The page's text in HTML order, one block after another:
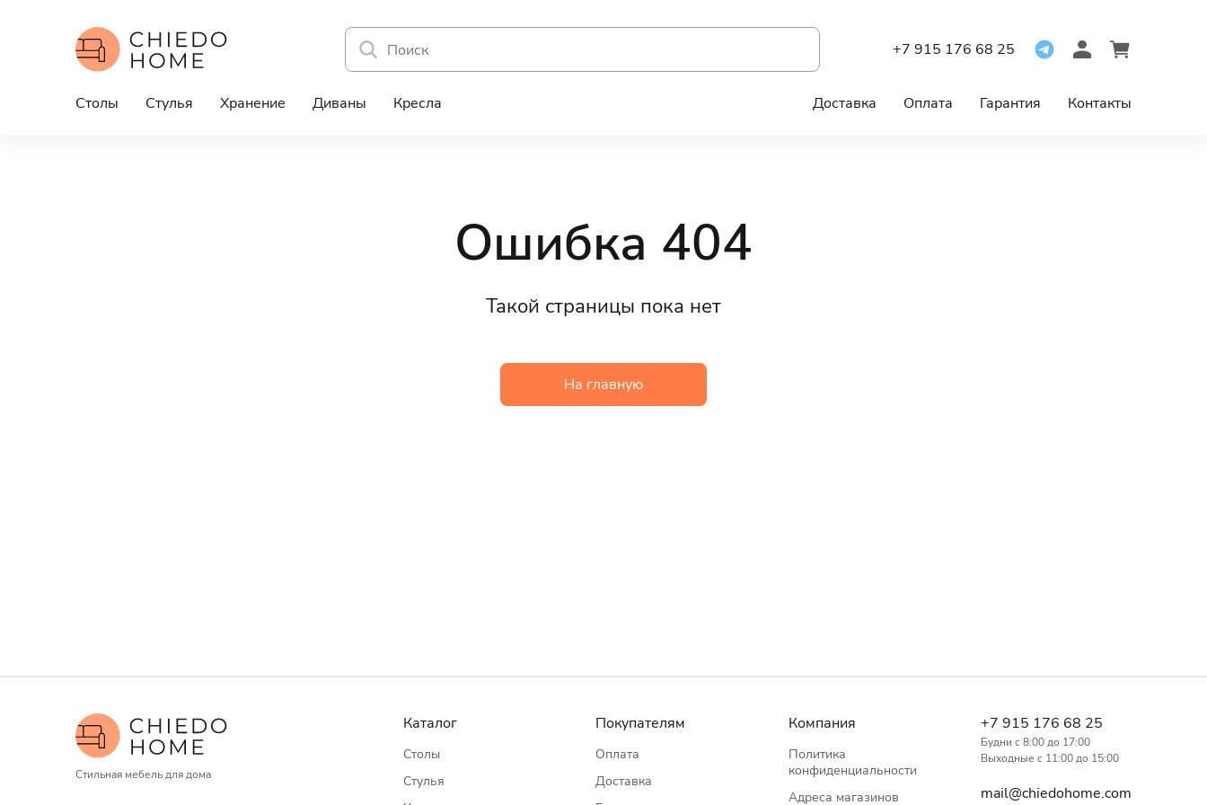
+7 915 176 68 25
Столы Стулья Хранение Диваны Кресла Доставка Оплата Гарантия Контакты
Ошибка 404
Такой страницы пока нет
На главную
Стильная мебель для дома
Каталог
Столы
Стулья
Покупателям
Оплата
Доставка
Компания
Политика
конфиденциальности
Адреса магазинов
+7 915 176 68 25
Будни с 8:00 до 17:00
Выходные с 11:00 до 15:00
mail@chiedohome.com